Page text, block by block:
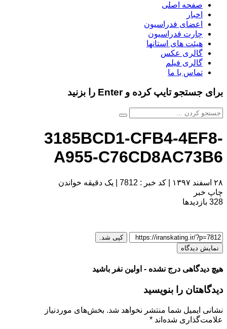
صفحه اصلی
اخبار
اعضای فدراسیون
چارت فدراسیون
هیئت های استانها
گالری عکس
گالری فیلم
تماس با ما
برای جستجو تایپ کرده و Enter را بزنید
3185BCD1-CFB4-4EF8-
A955-C76CD8AC73B6
۲۸ اسفند ۱۳۹۷ کد خبر : 7812
یک دقیقه خواندن
چاپ خبر
328 بازدیدها
کپی شد.
نمایش دیدگاه
هیچ دیدگاهی درج نشده - اولین نفر باشید
دیدگاهتان را بنویسید
نشانی ایمیل شما منتشر نخواهد شد. بخش‌های موردنیاز
علامت‌گذاری شده‌اند *